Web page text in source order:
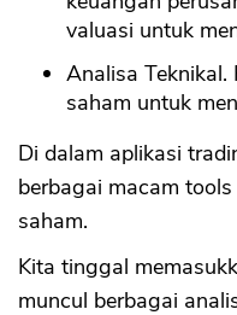
valuasi untuk
Analisa Teknikal.
saham untuk
Di dalam aplikasi
berbagai macam
saham.
Kita tinggal
muncul berbagai